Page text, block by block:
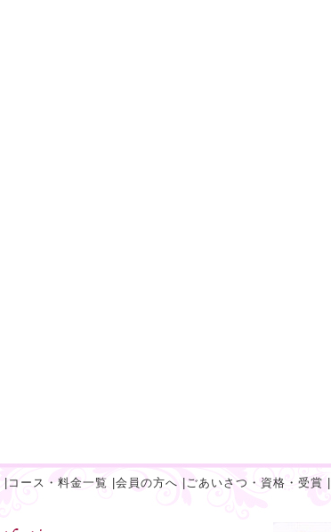
コース・料金一覧 会員の方へ ごあいさつ・資格・受賞